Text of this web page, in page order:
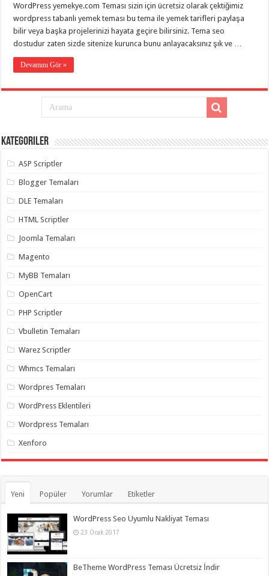
evden
taşımacılık
gaziantep
evden
taşımacılık,
evden
taşımacılık,
evden
eve
gaziantep
organizasyon,
gaziantep
organizasyon
gaziantep
organizasyon,
gaziantep
organizasyon,
gaziantep
organizasyon ,
gaziantep
organizasyon,
palyaço,
takipçi
twitter
hilesi ,
takipçi
WordPress yemekye.com Teması sizin için ücretsiz olarak çektiğimiz
wordpress tabanlı yemek teması bu tema ile yemek tarifleri paylaşa
bilir veya başka projelerinizi hayata geçire bilirsiniz. Tema seo
dostudur zaten sizde sitenize kurunca bunu anlayacaksınız şık ve …
Devamını Gör »
Kategoriler
ASP Scriptler
Blogger Temaları
DLE Temaları
HTML Scriptler
Joomla Temaları
Magento
MyBB Temaları
OpenCart
PHP Scriptler
Vbulletin Temaları
Warez Scriptler
Whmcs Temaları
Wordpres Temaları
WordPress Eklentileri
Wordpress Temaları
Xenforo
Yeni Popüler Yorumlar Etiketler
WordPress Seo Uyumlu Nakliyat Teması
23 Ocak 2017
BeTheme WordPress Teması Ücretsiz İndir